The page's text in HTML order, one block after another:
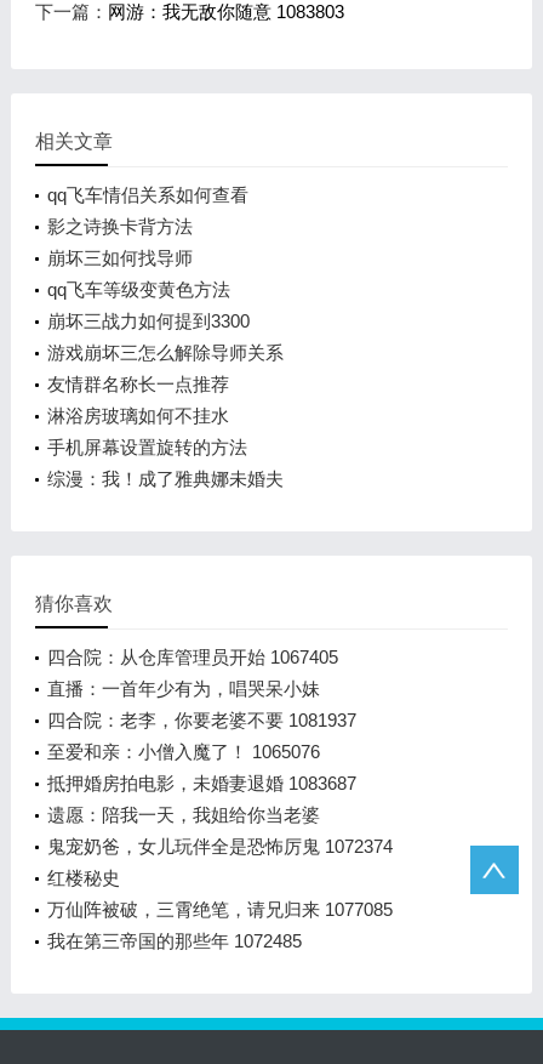
下一篇： 网游：我无敌你随意 1083803
相关文章
qq飞车情侣关系如何查看
影之诗换卡背方法
崩坏三如何找导师
qq飞车等级变黄色方法
崩坏三战力如何提到3300
游戏崩坏三怎么解除导师关系
友情群名称长一点推荐
淋浴房玻璃如何不挂水
手机屏幕设置旋转的方法
综漫：我！成了雅典娜未婚夫
猜你喜欢
四合院：从仓库管理员开始 1067405
直播：一首年少有为，唱哭呆小妹
四合院：老李，你要老婆不要 1081937
至爱和亲：小僧入魔了！ 1065076
抵押婚房拍电影，未婚妻退婚 1083687
遗愿：陪我一天，我姐给你当老婆
鬼宠奶爸，女儿玩伴全是恐怖厉鬼 1072374
红楼秘史
万仙阵被破，三霄绝笔，请兄归来 1077085
我在第三帝国的那些年 1072485